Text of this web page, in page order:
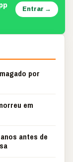
Entrar →
por
em
antes de